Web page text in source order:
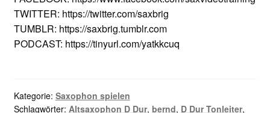
TWITTER: https://twitter.com/saxbrig
TUMBLR: https://saxbrig.tumblr.com
PODCAST: https://tinyurl.com/yatkkcuq
Kategorie: Saxophon spielen
Schlagwörter: Altsaxophon D Dur, bernd, D Dur Tonleiter,